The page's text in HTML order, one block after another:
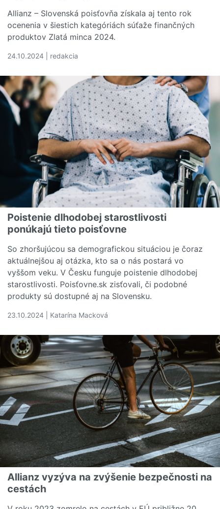
Allianz – Slovenská poisťovňa získala aj tento rok
ocenenia v šiestich kategóriách súťaže finančných
produktov Zlatá minca 2024.
24.10.2024 | redakcia
Poistenie dlhodobej starostlivosti
ponúkajú tieto poisťovne
So zhoršujúcou sa demografickou situáciou je čoraz
aktuálnejšou aj otázka, kto sa o nás postará vo
vyššom veku. V Česku funguje poistenie dlhodobej
starostlivosti. Poisťovne.sk zisťovali, či podobné
produkty sú dostupné aj na Slovensku.
23.10.2024 | Katarína Macková
Allianz vyzýva na zvýšenie bezpečnosti na
cestách